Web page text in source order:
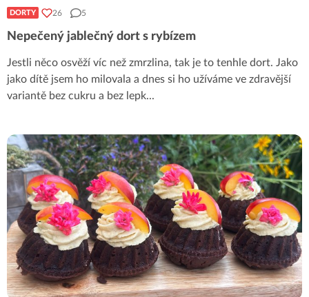
DORTY 26 5
Nepečený jablečný dort s rybízem
Jestli něco osvěží víc než zmrzlina, tak je to tenhle dort. Jako
jako dítě jsem ho milovala a dnes si ho užíváme ve zdravější
variantě bez cukru a bez lepk...